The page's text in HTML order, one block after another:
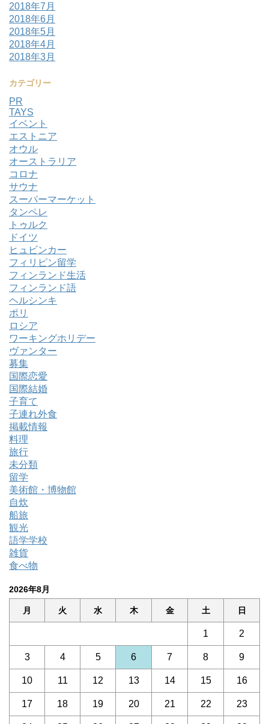
2018年7月
2018年6月
2018年5月
2018年4月
2018年3月
カテゴリー
PR
TAYS
イベント
エストニア
オウル
オーストラリア
コロナ
サウナ
スーパーマーケット
タンペレ
トゥルク
ドイツ
ヒュビンカー
フィリピン留学
フィンランド生活
フィンランド語
ヘルシンキ
ポリ
ロシア
ワーキングホリデー
ヴァンター
募集
国際恋愛
国際結婚
子育て
子連れ外食
掲載情報
料理
旅行
未分類
留学
美術館・博物館
自炊
船旅
観光
語学学校
雑貨
食べ物
2026年8月
月 火 水 木 金 土 日
1 2
3 4 5 6 7 8 9
10 11 12 13 14 15 16
17 18 19 20 21 22 23